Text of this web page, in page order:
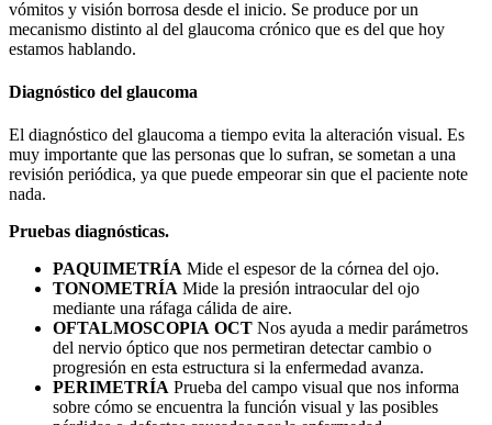
vómitos y visión borrosa desde el inicio. Se produce por un
mecanismo distinto al del glaucoma crónico que es del que hoy
estamos hablando.
Diagnóstico del glaucoma
El diagnóstico del glaucoma a tiempo evita la alteración visual. Es
muy importante que las personas que lo sufran, se sometan a una
revisión periódica, ya que puede empeorar sin que el paciente note
nada.
Pruebas diagnósticas.
PAQUIMETRÍA Mide el espesor de la córnea del ojo.
TONOMETRÍA Mide la presión intraocular del ojo
mediante una ráfaga cálida de aire.
OFTALMOSCOPIA OCT Nos ayuda a medir parámetros
del nervio óptico que nos permetiran detectar cambio o
progresión en esta estructura si la enfermedad avanza.
PERIMETRÍA Prueba del campo visual que nos informa
sobre cómo se encuentra la función visual y las posibles